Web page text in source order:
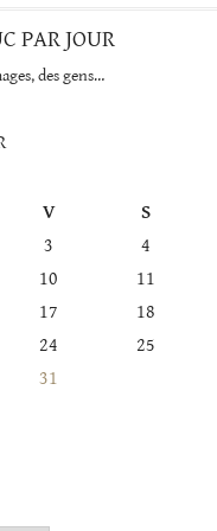
PAR JOUR
des gens…
V S
3 4
10 11
17 18
24 25
31